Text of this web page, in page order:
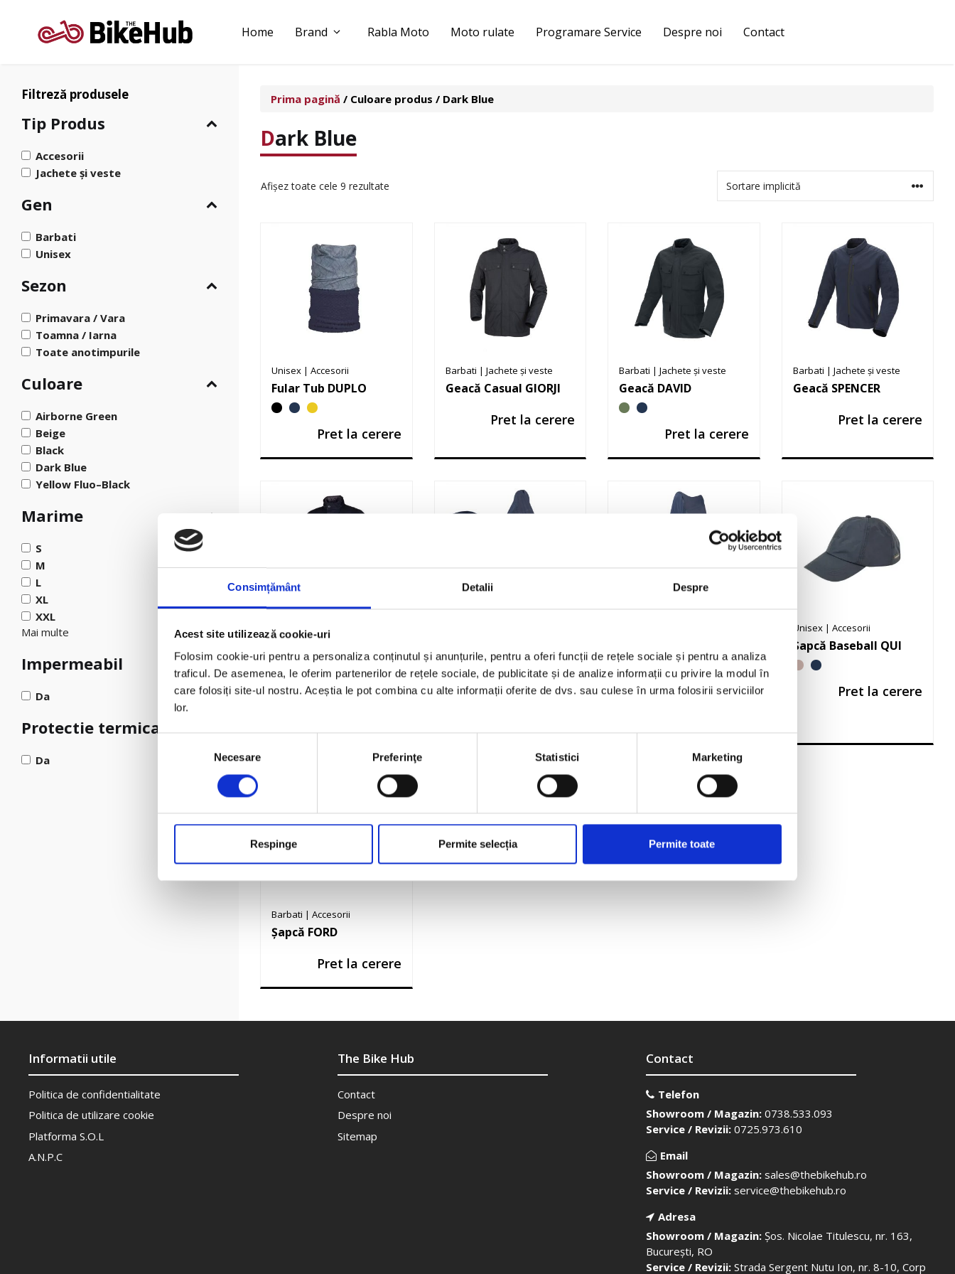
Consimțământ Detalii Despre
Acest site utilizează cookie-uri
Folosim cookie-uri pentru a personaliza conținutul și anunțurile, pentru a oferi funcții de rețele sociale și pentru a analiza
traficul. De asemenea, le oferim partenerilor de rețele sociale, de publicitate și de analize informații cu privire la modul în
care folosiți site-ul nostru. Aceștia le pot combina cu alte informații oferite de dvs. sau culese în urma folosirii serviciilor
lor.
consimțământului
Necesare Preferinţe Statistici Marketing
Respinge Permite selecția Permite toate
Home Brand Rabla Moto Moto rulate Programare Service Despre noi Contact
Prima pagină / Culoare produs / Dark Blue
Dark Blue
Afișez toate cele 9 rezultate
Unisex | Accesorii
Fular Tub DUPLO
Pret la cerere
Barbati | Jachete și veste
Geacă Casual GIORJI
Pret la cerere
Barbati | Jachete și veste
Geacă DAVID
Pret la cerere
Barbati | Jachete și veste
Geacă SPENCER
Pret la cerere
Barbati | Jachete și veste
Pret la cerere
scuter – scutere cu
topcase și parbriz
înalt
scuter – scutere mici
Pret la cerere
Unisex| Accesorii
Șapcă Baseball QUI
Pret la cerere
Barbati | Accesorii
Șapcă FORD
Pret la cerere
Filtreză produsele
Tip Produs
Accesorii
Jachete și veste
Gen
Barbati
Unisex
Sezon
Primavara / Vara
Toamna / Iarna
Toate anotimpurile
Culoare
Airborne Green
Beige
Black
Dark Blue
Yellow Fluo–Black
Marime
S
M
L
XL
XXL
Mai multe
Impermeabil
Da
Protectie termica
Da
Informatii utile
Politica de confidentialitate
Politica de utilizare cookie
Platforma S.O.L
A.N.P.C
The Bike Hub
Contact
Despre noi
Sitemap
Contact
Telefon
Showroom / Magazin: 0738.533.093
Service / Revizii: 0725.973.610
Email
Showroom / Magazin: sales@thebikehub.ro
Service / Revizii: service@thebikehub.ro
Adresa
Showroom / Magazin: Șos. Nicolae Titulescu, nr. 163,
București, RO
Service / Revizii: Strada Sergent Nutu Ion, nr. 8-10, Corp